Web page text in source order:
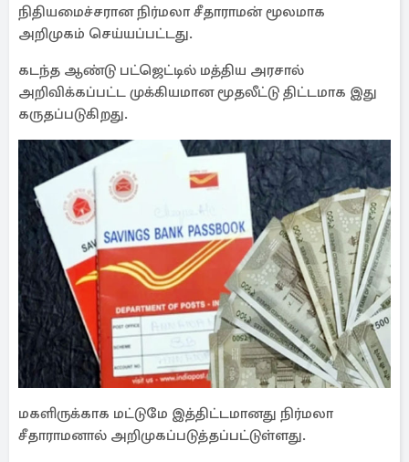
நிதியமைச்சரான நிர்மலா சீதாராமன் மூலமாக
அறிமுகம் செய்யப்பட்டது.
கடந்த ஆண்டு பட்ஜெட்டில் மத்திய அரசால்
அறிவிக்கப்பட்ட முக்கியமான மூதலீட்டு திட்டமாக இது
கருதப்படுகிறது.
மகளிருக்காக மட்டுமே இத்திட்டமானது நிர்மலா
சீதாராமனால் அறிமுகப்படுத்தப்பட்டுள்ளது.